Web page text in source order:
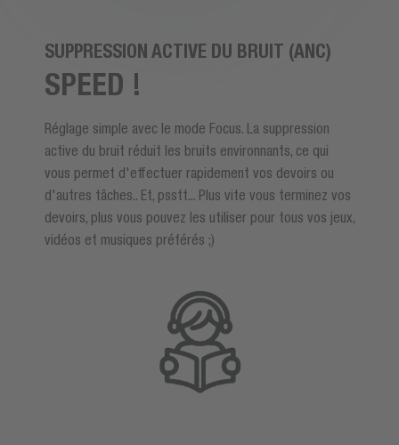
SUPPRESSION ACTIVE DU BRUIT (ANC)
SPEED !
Réglage simple avec le mode Focus. La suppression
active du bruit réduit les bruits environnants, ce qui
vous permet d'effectuer rapidement vos devoirs ou
d'autres tâches.. Et, psstt... Plus vite vous terminez vos
devoirs, plus vous pouvez les utiliser pour tous vos jeux,
vidéos et musiques préférés ;)